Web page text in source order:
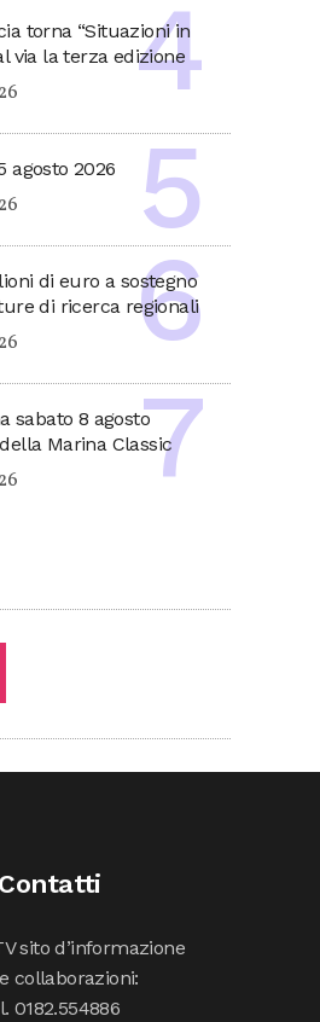
torna “Situazioni in
via la terza edizione
agosto 2026
di euro a sostegno
di ricerca regionali
sabato 8 agosto
Marina Classic
Contatti
sito d’informazione
collaborazioni:
0182.554886